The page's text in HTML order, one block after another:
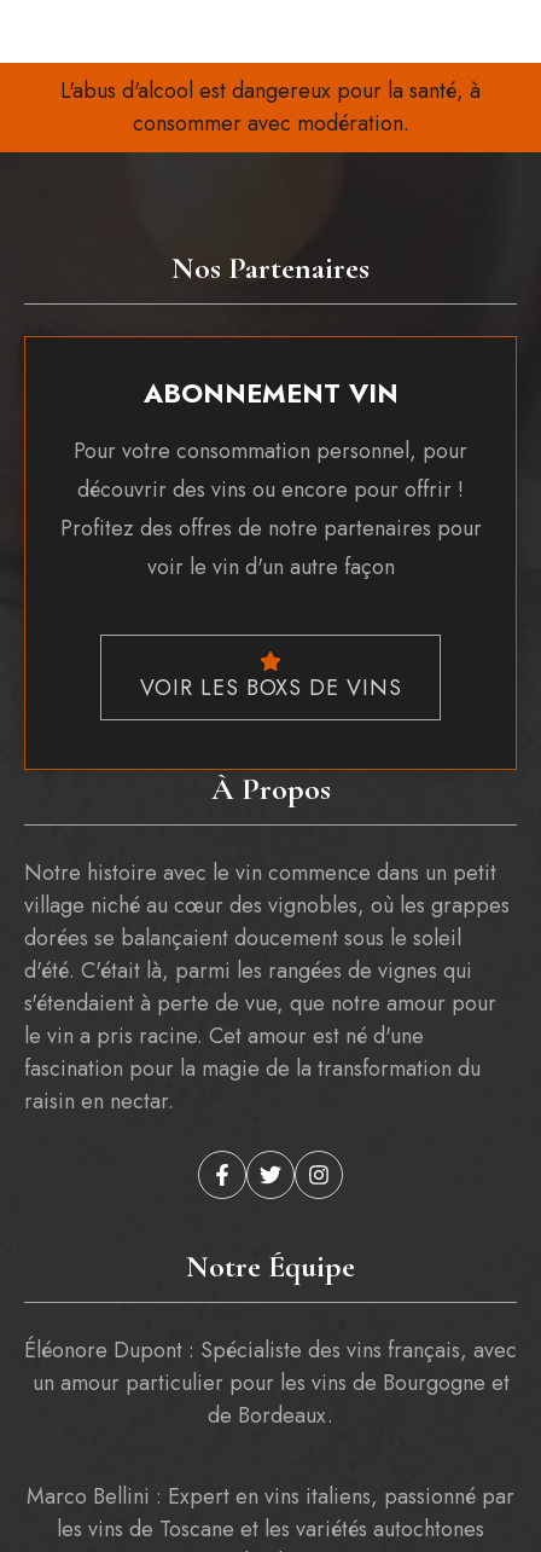
L'abus d'alcool est dangereux pour la santé, à
consommer avec modération.
À Propos
Notre histoire avec le vin commence dans un petit
village niché au cœur des vignobles, où les grappes
dorées se balançaient doucement sous le soleil
d'été. C'était là, parmi les rangées de vignes qui
s'étendaient à perte de vue, que notre amour pour
le vin a pris racine. Cet amour est né d'une
fascination pour la magie de la transformation du
raisin en nectar.
Nos Partenaires
ABONNEMENT VIN
Pour votre consommation personnel, pour
découvrir des vins ou encore pour offrir !
Profitez des offres de notre partenaires pour
voir le vin d'un autre façon
VOIR LES BOXS DE VINS
Notre Équipe
Éléonore Dupont : Spécialiste des vins français, avec
un amour particulier pour les vins de Bourgogne et
de Bordeaux.
Marco Bellini : Expert en vins italiens, passionné par
les vins de Toscane et les variétés autochtones